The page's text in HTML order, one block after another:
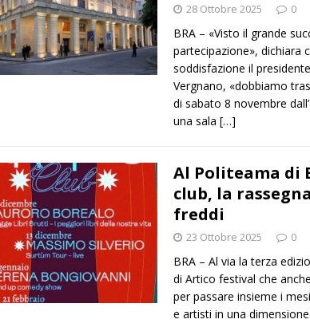
Mariano Trisano
BRA
28 Ottobre 2025 0
BRA – «Visto il grande
partecipazione», dichiara
soddisfazione il
Vergnano, «dobbiamo
di sabato 8 novembre
una sala […]
Al Politeama di
club, la
freddi
23 Ottobre 2025 0
BRA – Al via la terza
di Artico festival che
per passare insieme i
e artisti in una